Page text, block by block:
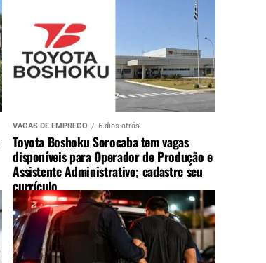
VAGAS DE EMPREGO 6 dias atrás
Toyota Boshoku Sorocaba tem vagas
disponíveis para Operador de Produção e
Assistente Administrativo; cadastre seu
currículo